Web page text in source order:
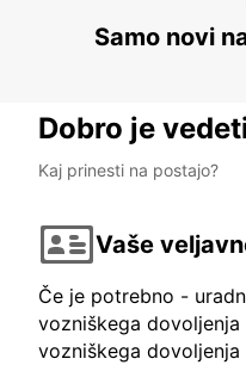
Samo novi
Dobro je
Kaj prinesti na postajo?
Vaše
Če je potrebno -
vozniškega dovoljenja
vozniškega